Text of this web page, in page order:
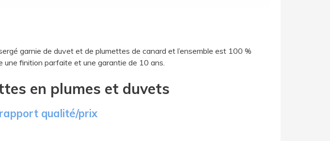
garnie de duvet et de plumettes de canard et l’ensemble est 100 %
une finition parfaite et une garantie de 10 ans.
en plumes et duvets
qualité/prix